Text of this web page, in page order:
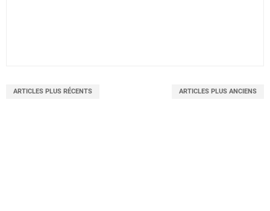
ARTICLES PLUS RÉCENTS ARTICLES PLUS ANCIENS